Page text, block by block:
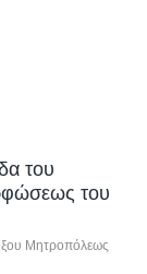
του
του
Μητροπόλεως